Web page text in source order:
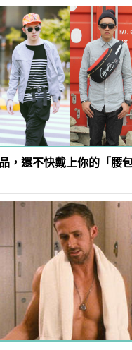
，還不快戴上你的「腰